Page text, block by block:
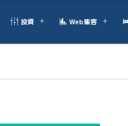
投資 Web集客